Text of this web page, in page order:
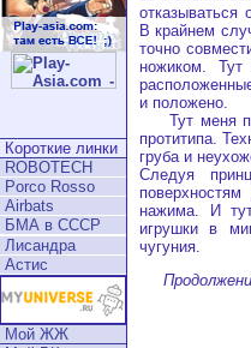
Короткие линки
ROBOTECH
Porco Rosso
Airbats
БМА в СССР
Лисандра
Астис
Мой ЖЖ
отказываться
В крайнем
точно
ножиком.
и положено.
Тут меня
протитипа.
груба и
Следуя
нажима. И
игрушки в
чугуния.